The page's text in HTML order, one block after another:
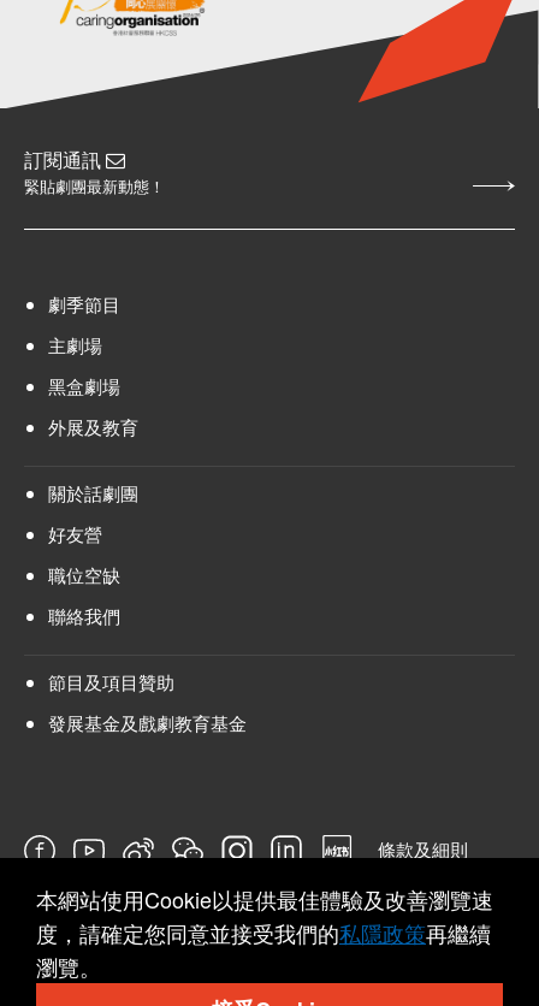
訂閱通訊
緊貼劇團最新動態！
劇季節目
主劇場
黑盒劇場
外展及教育
關於話劇團
好友營
職位空缺
聯絡我們
節目及項目贊助
發展基金及戲劇教育基金
條款及細則
問卷
本網站使用Cookie以提供最佳體驗及改善瀏覽速
度，請確定您同意並接受我們的私隱政策再繼續
瀏覽。